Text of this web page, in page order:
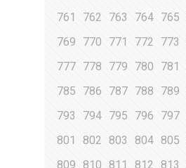
761
762 763 764 765
769
770 771 772 773
777 778 779 780 781
785
786 787 788 789
793
794 795 796 797
801
802 803 804 805
809
810 811 812 813